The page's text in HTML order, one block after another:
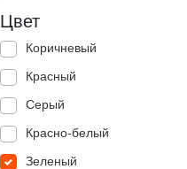
Цвет
Коричневый
Красный
Серый
Красно-белый
Зеленый